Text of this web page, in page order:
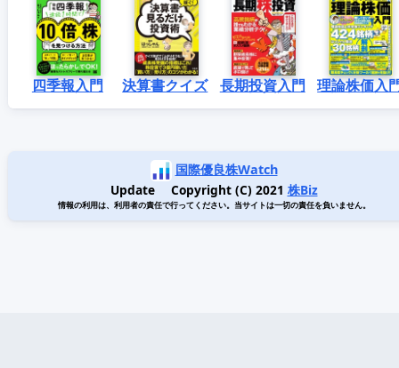
四季報入門 決算書クイズ 長期投資入門 理論株価入
国際優良株Watch
Update Copyright (C) 2021 株Biz
情報の利用は、利用者の責任で行ってください。当サイトは一切の責任を負いません。